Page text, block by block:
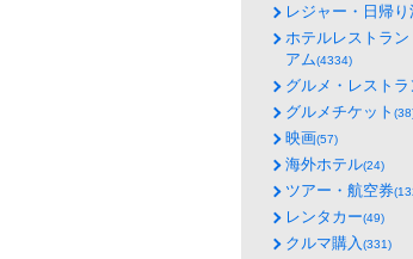
レジャー・日帰り
ホテルレストラン
アム(4334)
グルメ・レストラ
グルメチケット
映画(57)
海外ホテル(24)
ツアー・航空券
レンタカー(49)
クルマ購入(331)